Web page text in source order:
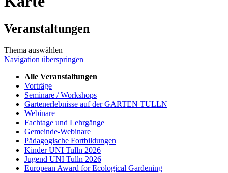
Veranstaltungen
Thema auswählen
Navigation überspringen
Alle Veranstaltungen
Vorträge
Seminare / Workshops
Gartenerlebnisse auf der GARTEN TULLN
Webinare
Fachtage und Lehrgänge
Gemeinde-Webinare
Pädagogische Fortbildungen
Kinder UNI Tulln 2026
Jugend UNI Tulln 2026
European Award for Ecological Gardening